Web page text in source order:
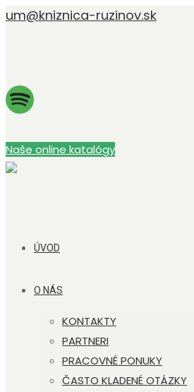
um@kniznica-ruzinov.sk
Naše online katalógy
ÚVOD
O NÁS
KONTAKTY
PARTNERI
PRACOVNÉ PONUKY
ČASTO KLADENÉ OTÁZKY